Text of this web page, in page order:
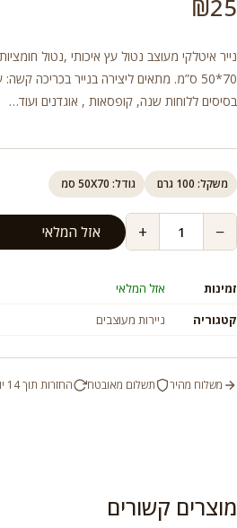
₪25
70*50 ס”מ. מתאים ליצירה בנייר בכריכה
בסיסים ללוחות שנה, קופסאות , אוגדנים ועוד…
משקל: 100 גרם גודל: 50X70 סמ
−
+ אזל המלאי
זמינות
אזל המלאי
קטגוריה
ניירות מעוצבים
משלוח מהיר תשלום מאובטח החזרות תוך 14 יום
מוצרים קשורים